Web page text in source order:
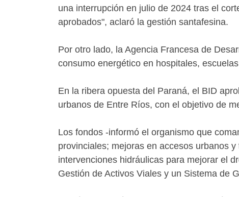
una interrupción en julio de 2024 tras el
aprobados", aclaró la gestión santafesina.
Por otro lado, la Agencia Francesa de
consumo energético en hospitales,
En la ribera opuesta del Paraná, el BID
urbanos de Entre Ríos, con el objetivo de
Los fondos -informó el organismo que
provinciales; mejoras en accesos urbanos
intervenciones hidráulicas para mejorar el
Gestión de Activos Viales y un Sistema de